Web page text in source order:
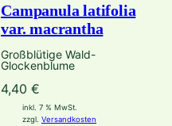
Campanula latifolia
var. macrantha
Großblütige Wald-
Glockenblume
4,40€
inkl. 7 % MwSt.
zzgl.Versandkosten